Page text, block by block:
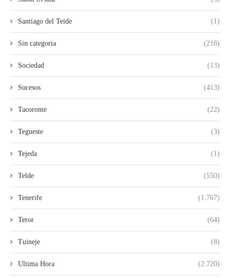
Santiago del Teide (1)
Sin categoria (218)
Sociedad (13)
Sucesos (413)
Tacoronte (22)
Tegueste (3)
Tejeda (1)
Telde (550)
Tenerife (1.767)
Teror (64)
Tuineje (8)
Ultima Hora (2.720)